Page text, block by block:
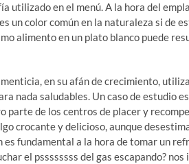
utilizado en el menú. A la hora del
un color común en la naturaleza si de
alimento en un plato blanco puede
en su afán de crecimiento,
nada saludables. Un caso de estudio
parte de los centros de placer y
crocante y delicioso, aunque
es fundamental a la hora de tomar un
el pssssssss del gas escapando?